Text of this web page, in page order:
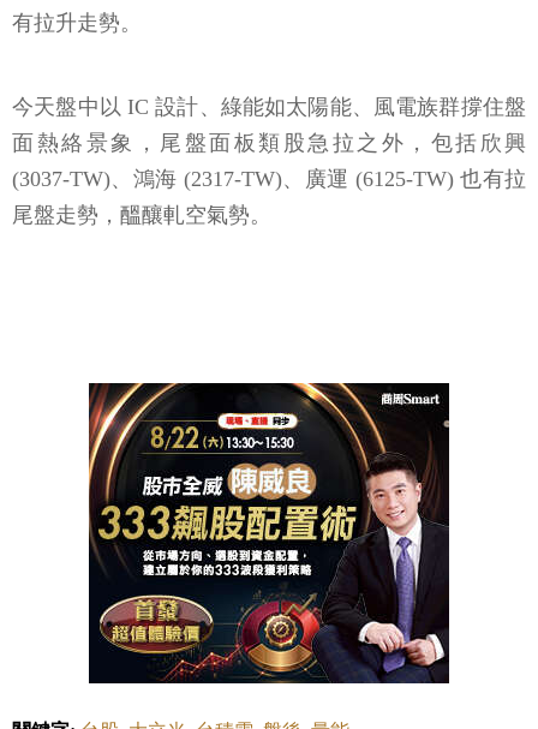
有拉升走勢。
今天盤中以 IC 設計、綠能如太陽能、風電族群撐住盤
面熱絡景象，尾盤面板類股急拉之外，包括欣興
(3037-TW)、鴻海 (2317-TW)、廣運 (6125-TW) 也有拉
尾盤走勢，醞釀軋空氣勢。